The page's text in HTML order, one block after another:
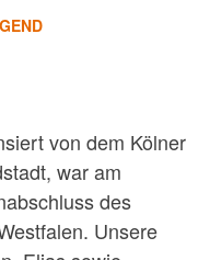
von dem Kölner
war am
des
Unsere